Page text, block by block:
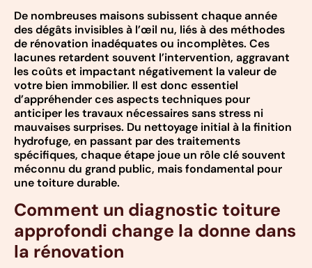
De nombreuses maisons subissent chaque année
des dégâts invisibles à l’œil nu, liés à des méthodes
de rénovation inadéquates ou incomplètes. Ces
lacunes retardent souvent l’intervention, aggravant
les coûts et impactant négativement la valeur de
votre bien immobilier. Il est donc essentiel
d’appréhender ces aspects techniques pour
anticiper les travaux nécessaires sans stress ni
mauvaises surprises. Du nettoyage initial à la finition
hydrofuge, en passant par des traitements
spécifiques, chaque étape joue un rôle clé souvent
méconnu du grand public, mais fondamental pour
une toiture durable.
Comment un diagnostic toiture
approfondi change la donne dans
la rénovation